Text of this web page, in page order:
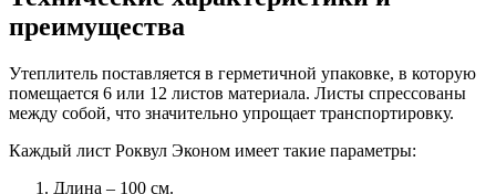
преимущества
Утеплитель поставляется в герметичной упаковке, в которую
помещается 6 или 12 листов материала. Листы спрессованы
между собой, что значительно упрощает транспортировку.
Каждый лист Роквул Эконом имеет такие параметры:
Длина – 100 см.